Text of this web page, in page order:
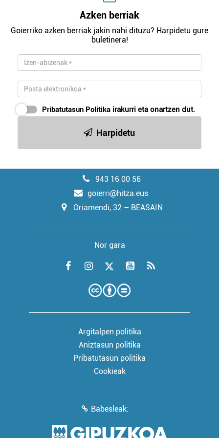
Azken berriak
Goierriko azken berriak jakin nahi dituzu? Harpidetu gure
buletinera!
Pribatutasun Politika irakurri eta onartzen dut.
Harpidetu
943 16 00 56
goierri@hitza.eus
Oriamendi, 32 – BEASAIN
Nor gara
Argitalpen politika
Aniztasun politika
Pribatutasun politika
Cookieak
Babesleak: